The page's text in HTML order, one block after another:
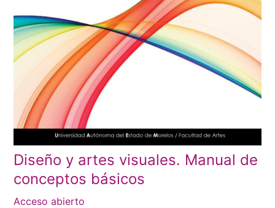
Diseño y artes visuales. Manual de
conceptos básicos
Acceso abierto